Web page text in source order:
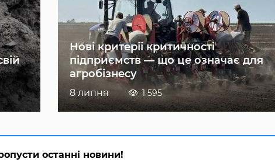
Нові критерії критичності
підприємств — що це означає для
агробізнесу
8 липня 1 595
останні новини!